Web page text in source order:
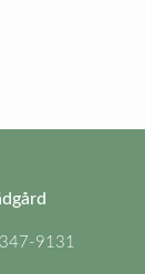
9131